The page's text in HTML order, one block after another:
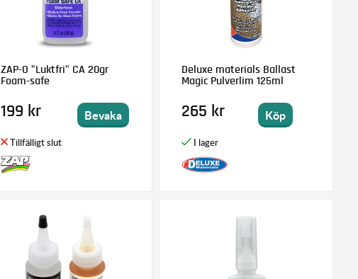
ZAP-O "Luktfri" CA 20gr
Foam-safe
199 kr Bevaka
Deluxe materials Ballast
Magic Pulverlim 125ml
265 kr Köp